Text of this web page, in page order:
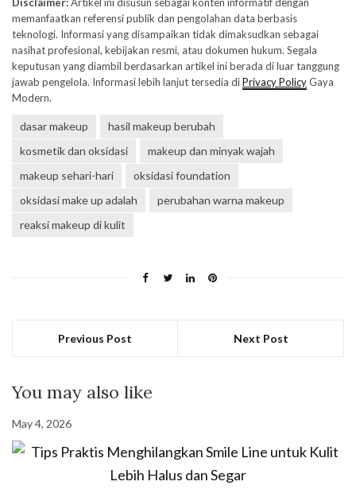
memanfaatkan referensi publik dan pengolahan data berbasis
teknologi. Informasi yang disampaikan tidak dimaksudkan sebagai
nasihat profesional, kebijakan resmi, atau dokumen hukum. Segala
keputusan yang diambil berdasarkan artikel ini berada di luar tanggung
jawab pengelola. Informasi lebih lanjut tersedia diPrivacy PolicyGaya
Modern.
dasar makeup
hasil makeup berubah
kosmetik dan oksidasi
makeup dan minyak wajah
makeup sehari-hari
oksidasi foundation
oksidasi make up adalah
perubahan warna makeup
reaksi makeup di kulit
Previous Post Next Post
You may also like
May 4, 2026